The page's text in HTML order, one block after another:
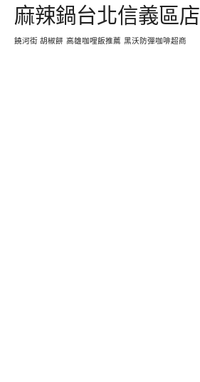
麻辣鍋台北信義區店
饒河街 胡椒餅 高雄咖哩飯推薦 黑沃防彈咖啡超商